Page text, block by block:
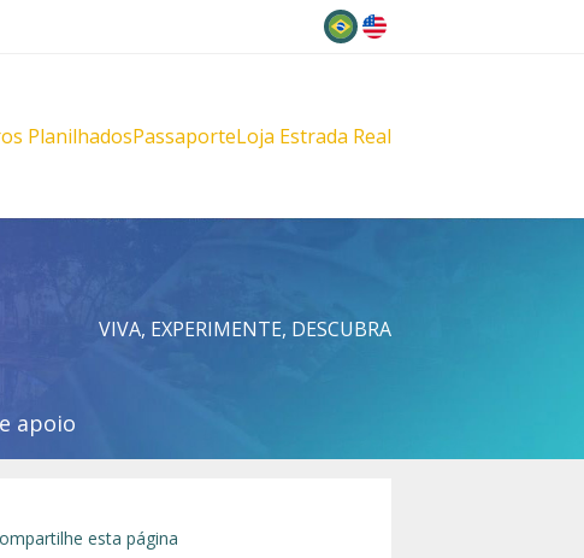
PlanilhadosPassaporteLoja Estrada Real
VIVA, EXPERIMENTE, DESCUBRA
apoio
esta página